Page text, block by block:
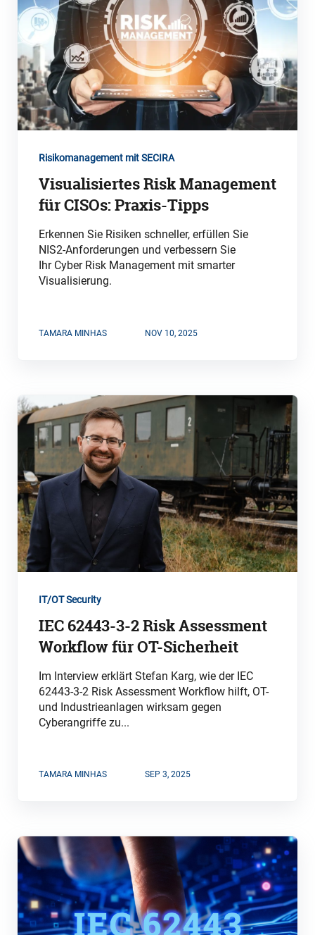
Risikomanagement mit SECIRA
Visualisiertes Risk Management
für CISOs: Praxis-Tipps
Erkennen Sie Risiken schneller, erfüllen Sie
NIS2-Anforderungen und verbessern Sie
Ihr Cyber Risk Management mit smarter
Visualisierung.
TAMARA MINHAS NOV 10, 2025
IT/OT Security
IEC 62443-3-2 Risk Assessment
Workflow für OT-Sicherheit
Im Interview erklärt Stefan Karg, wie der IEC
62443-3-2 Risk Assessment Workflow hilft, OT-
und Industrieanlagen wirksam gegen
Cyberangriffe zu...
TAMARA MINHAS SEP 3, 2025